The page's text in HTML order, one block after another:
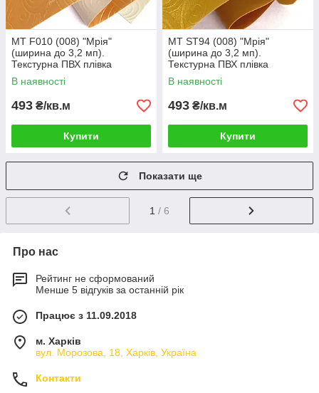
MT F010 (008) "Мрія"
(ширина до 3,2 мп).
Текстурна ПВХ плівка
В наявності
493 ₴/кв.м
Купити
MT ST94 (008) "Мрія"
(ширина до 3,2 мп).
Текстурна ПВХ плівка
В наявності
493 ₴/кв.м
Купити
Показати ще
1 / 6
Про нас
Рейтинг не сформований
Менше 5 відгуків за останній рік
Працює з 11.09.2018
м. Харків
вул. Морозова, 18, Харків, Україна
Контакти